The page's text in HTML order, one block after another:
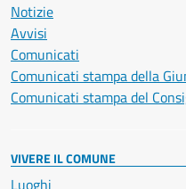
Notizie
Avvisi
Comunicati
Comunicati stampa della
Comunicati stampa del
VIVERE IL COMUNE